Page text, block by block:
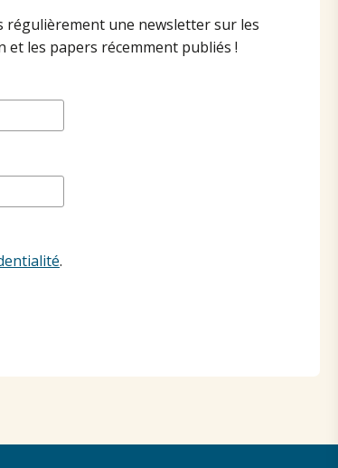
régulièrement une newsletter sur les
les papers récemment publiés !
.